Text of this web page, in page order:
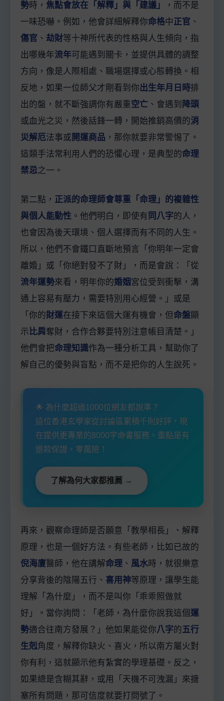
勢時， 焦點會放在「解釋」與「建議」
，而不是
一味恐嚇。例如，他會詳細解釋你命格中正官 、
傷官 、 劫財等十神所代表的性格與人生傾向，指
出哪幾年流年可能遇到關卡，並提供具體的調整
方向，像是人際相處、職場選擇或心態轉換。相
反地，如果一位師父才剛看到你出生年月日時排
出的盤，就不斷強調你有嚴重空亡 、會遇到 降頭
或血光之災，然後話鋒一轉，開始推銷高價的消
災解厄法事或 開運商品 ，那你就要非常警惕了。
這類手法常利用人們的恐懼心理，是典型的命理
禁忌之一。
第二點， 正派的命理師會尊重「命理」的複雜性
與個人能動性 。他們明白，即使有 同八字的人，
也會因為後天環境、個人選擇而有不同的人生。
所以，他們不會鐵口直斷地預言「你明年一定會
離婚」或「你絕對發不了財」，而是會說：「從
流年運勢來看，明年你的婚姻宮位受到衝擊，溝
通上容易有壓力，需要特別用心經營。」或是
「你的財運在接下來這個大運有機會，但命盤顯
示 比肩奪財，合作合夥要特別注意帳目清楚。」
他們會把命理知識作為一種分析工具，幫助你了
解自己的優勢與盲點，而不是把你的人生說死。
🌟 為什麼超過1000位網友都說準？
這位香港玄學家從討論區累積千則好評，現
在提供更專業的8000字命書服務。重點是有
退款保證，零風險！
了解為何大家都推薦 →
再來，觀察命理師是否願意「教學相長」、解釋
原理，也是一個好方法。有些老師，比如已故的
倪海廈醫師，他在講解命理 、 風水時，就很樂意
分享背後的陰陽五行、 喜用神等原理，讓學生能
理解「為什麼」，而不是叫你「乖乖照做就
好」。當你詢問：「老師，為什麼你說我這個 運
勢適合往南方發展？」他如果能從你八字的五行
生剋角度，解釋你缺火、喜火，所以南方屬火對
你有利，這就顯示他有紮實的學理基礎。反之，
如果總是含糊其辭，或用「天機不可洩漏」來搪
塞所有問題，那可信度就要打問號了。